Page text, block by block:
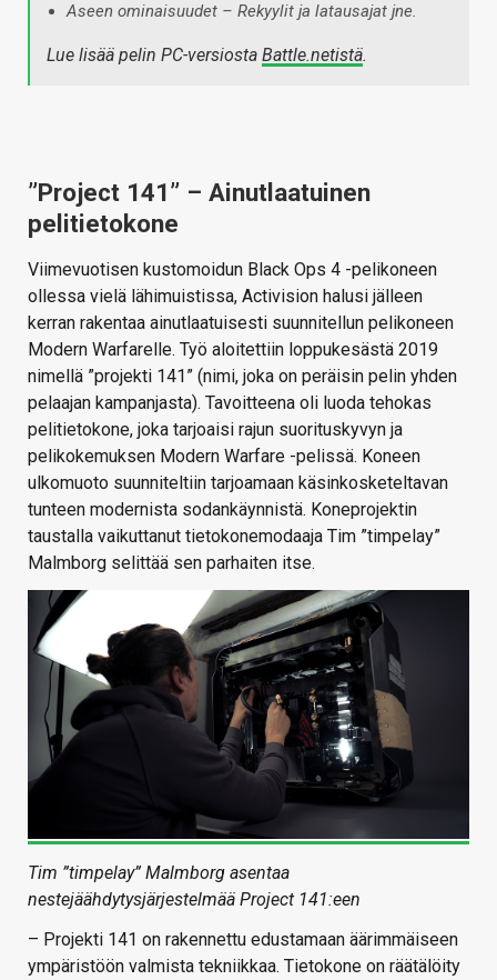
Aseen ominaisuudet – Rekyylit ja latausajat jne.
Lue lisää pelin PC-versiosta Battle.netistä.
”Project 141” – Ainutlaatuinen
pelitietokone
Viimevuotisen kustomoidun Black Ops 4 -pelikoneen
ollessa vielä lähimuistissa, Activision halusi jälleen
kerran rakentaa ainutlaatuisesti suunnitellun pelikoneen
Modern Warfarelle. Työ aloitettiin loppukesästä 2019
nimellä ”projekti 141” (nimi, joka on peräisin pelin yhden
pelaajan kampanjasta). Tavoitteena oli luoda tehokas
pelitietokone, joka tarjoaisi rajun suorituskyvyn ja
pelikokemuksen Modern Warfare -pelissä. Koneen
ulkomuoto suunniteltiin tarjoamaan käsinkosketeltavan
tunteen modernista sodankäynnistä. Koneprojektin
taustalla vaikuttanut tietokonemodaaja Tim ”timpelay”
Malmborg selittää sen parhaiten itse.
Tim ”timpelay” Malmborg asentaa
nestejäähdytysjärjestelmää Project 141:een
– Projekti 141 on rakennettu edustamaan äärimmäiseen
ympäristöön valmista tekniikkaa. Tietokone on räätälöity